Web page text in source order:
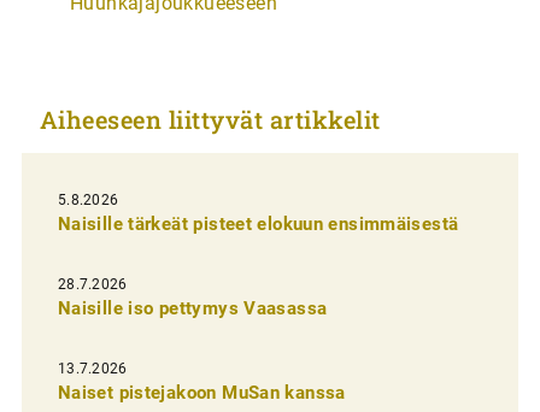
i
e
i
e
n
s
e
l
Aiheeseen liittyvät artikkelit
5.8.2026
Naisille tärkeät pisteet elokuun ensimmäisestä
28.7.2026
Naisille iso pettymys Vaasassa
13.7.2026
Naiset pistejakoon MuSan kanssa